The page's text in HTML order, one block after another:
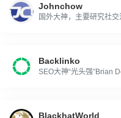
Johnchow
国外大神，主要研究社交
Backlinko
SEO大神“光头强”Brian
BlackhatWorld